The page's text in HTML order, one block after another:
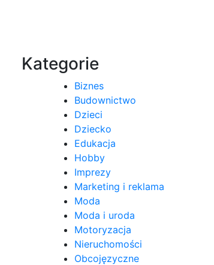
Kategorie
Biznes
Budownictwo
Dzieci
Dziecko
Edukacja
Hobby
Imprezy
Marketing i reklama
Moda
Moda i uroda
Motoryzacja
Nieruchomości
Obcojęzyczne